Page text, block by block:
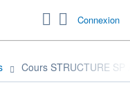
Connexion
Cours STRUCTURE SP